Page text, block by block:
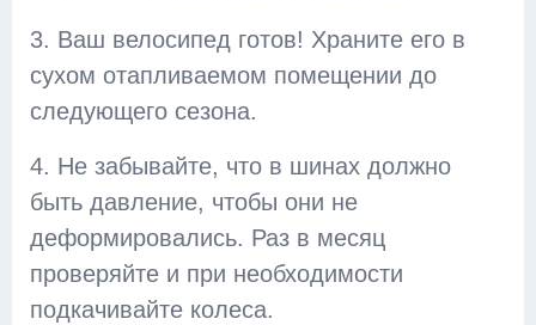
3. Ваш велосипед готов! Храните его в
сухом отапливаемом помещении до
следующего сезона.
4. Не забывайте, что в шинах должно
быть давление, чтобы они не
деформировались. Раз в месяц
проверяйте и при необходимости
подкачивайте колеса.